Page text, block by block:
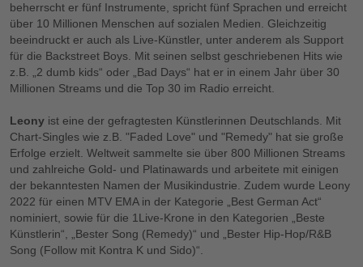
beherrscht er fünf Instrumente, spricht fünf Sprachen und erreicht
über 10 Millionen Menschen auf sozialen Medien. Gleichzeitig
beeindruckt er auch als Live-Künstler, unter anderem als Support
für die Backstreet Boys. Mit seinen selbst geschriebenen Hits wie
z.B. „2 dumb kids“ oder „Bad Days“ hat er in einem Jahr über 30
Millionen Streams und die Top 30 im Radio erreicht.
Leony ist eine der gefragtesten Künstlerinnen Deutschlands. Mit
Chart-Singles wie z.B. "Faded Love" und "Remedy" hat sie große
Erfolge erzielt. Weltweit sammelte sie über 800 Millionen Streams
und zahlreiche Gold- und Platinawards und arbeitete mit einigen
der bekanntesten Namen der Musikindustrie. Zudem wurde Leony
2022 für einen MTV EMA in der Kategorie „Best German Act“
nominiert, sowie für die 1Live-Krone in den Kategorien „Beste
Künstlerin“, „Bester Song (Remedy)“ und „Bester Hip-Hop/R&B
Song (Follow mit Kontra K und Sido)“.